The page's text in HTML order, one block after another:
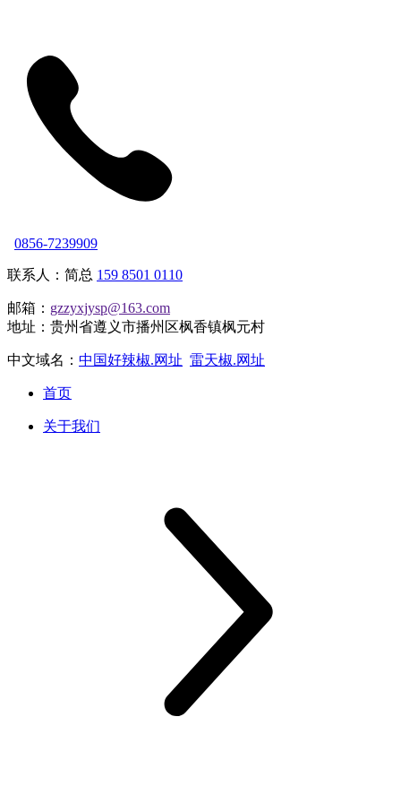
0856-7239909
联系人：简总 159 8501 0110
邮箱： gzzyxjysp@163.com
地址：贵州省遵义市播州区枫香镇枫元村
中文域名： 中国好辣椒.网址 雷天椒.网址
首页
关于我们